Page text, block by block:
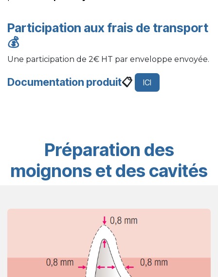
Participation aux frais de transport
💰
Une participation de 2€ HT par enveloppe envoyée.
Documentation produit📋 ICI
Préparation des
moignons et des cavités